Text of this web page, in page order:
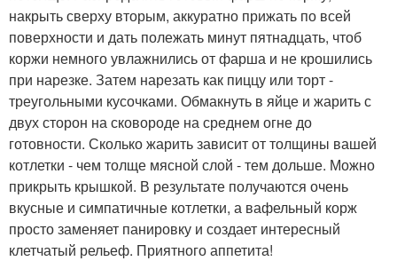
накрыть сверху вторым, аккуратно прижать по всей
поверхности и дать полежать минут пятнадцать, чтоб
коржи немного увлажнились от фарша и не крошились
при нарезке. Затем нарезать как пиццу или торт -
треугольными кусочками. Обмакнуть в яйце и жарить с
двух сторон на сковороде на среднем огне до
готовности. Сколько жарить зависит от толщины вашей
котлетки - чем толще мясной слой - тем дольше. Можно
прикрыть крышкой. В результате получаются очень
вкусные и симпатичные котлетки, а вафельный корж
просто заменяет панировку и создает интересный
клетчатый рельеф. Приятного аппетита!